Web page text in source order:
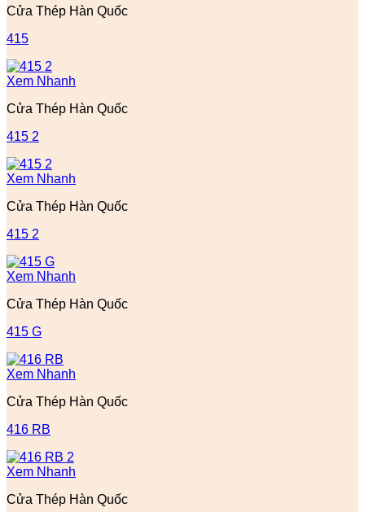
Cửa Thép Hàn Quốc
415
Xem Nhanh
Cửa Thép Hàn Quốc
415 2
Xem Nhanh
Cửa Thép Hàn Quốc
415 2
Xem Nhanh
Cửa Thép Hàn Quốc
415 G
Xem Nhanh
Cửa Thép Hàn Quốc
416 RB
Xem Nhanh
Cửa Thép Hàn Quốc